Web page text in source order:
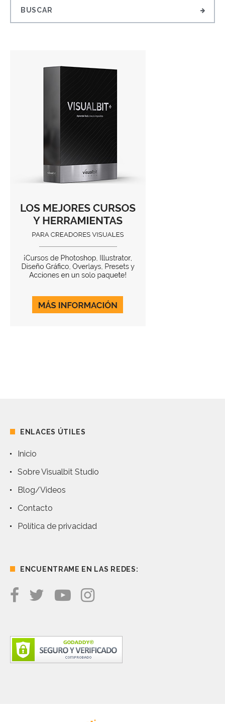
ENLACES ÚTILES
Inicio
Sobre Visualbit Studio
Blog/Videos
Contacto
Política de privacidad
ENCUENTRAME EN LAS REDES: